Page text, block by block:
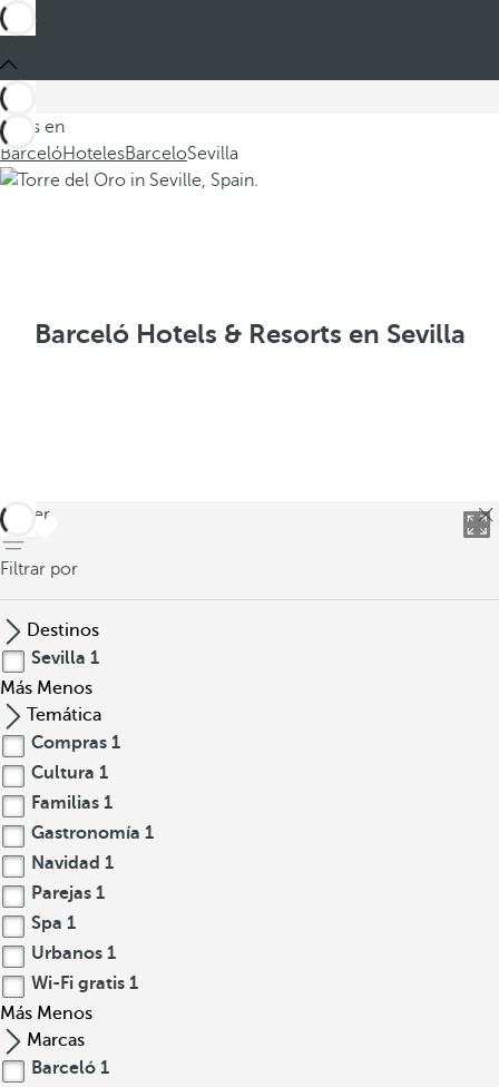
Estás en
BarcelóHotelesBarceloSevilla
Barceló Hotels & Resorts en Sevilla
volver
Filtrar por
Destinos
Sevilla 1
Más Menos
Temática
Compras 1
Cultura 1
Familias 1
Gastronomía 1
Navidad 1
Parejas 1
Spa 1
Urbanos 1
Wi-Fi gratis 1
Más Menos
Marcas
Barceló 1